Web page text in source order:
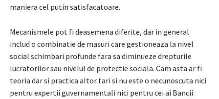
maniera cel putin satisfacatoare.
Mecanismele pot fi deasemena diferite, dar in general
includ o combinatie de masuri care gestioneaza la nivel
social schimbari profunde fara sa diminueze drepturile
lucratorilor sau nivelul de protectie sociala. Cam asta ar fi
teoria dar si practica altor tari si nu este o necunoscuta nici
pentru expertii guvernamentali nici pentru cei ai Bancii